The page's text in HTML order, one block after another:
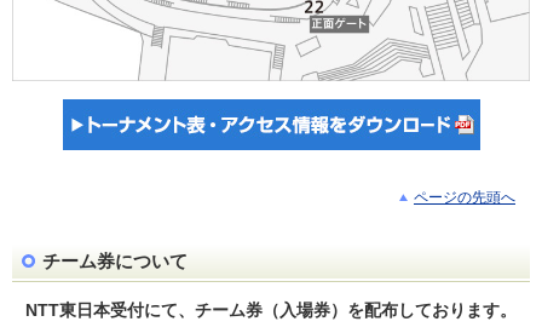
ページの先頭へ
チーム券について
NTT東日本受付にて、チーム券（入場券）を配布しております。